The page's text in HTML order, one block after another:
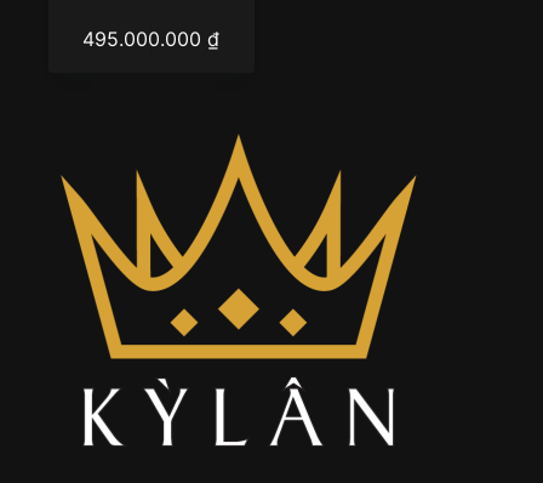
xanh bạc hà
495.000.000₫